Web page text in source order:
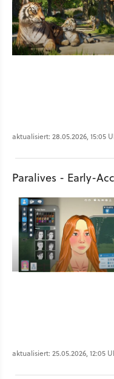
aktualisiert: 28.05.2026, 15:05
Paralives - Early-
aktualisiert: 25.05.2026, 12:05